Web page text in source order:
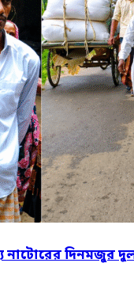
দিনমজুর